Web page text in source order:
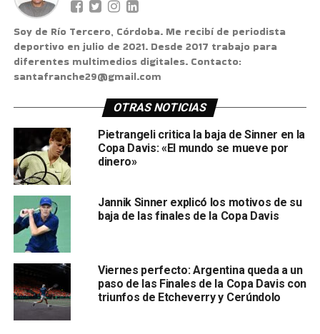
Soy de Río Tercero, Córdoba. Me recibí de periodista
deportivo en julio de 2021. Desde 2017 trabajo para
diferentes multimedios digitales. Contacto:
santafranche29@gmail.com
OTRAS NOTICIAS
Pietrangeli critica la baja de Sinner en la
Copa Davis: «El mundo se mueve por
dinero»
Jannik Sinner explicó los motivos de su
baja de las finales de la Copa Davis
Viernes perfecto: Argentina queda a un
paso de las Finales de la Copa Davis con
triunfos de Etcheverry y Cerúndolo